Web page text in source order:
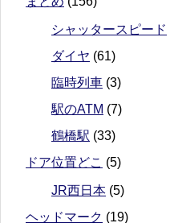
シャッタースピード
ダイヤ (61)
臨時列車 (3)
駅のATM (7)
鶴橋駅 (33)
ドア位置どこ (5)
JR西日本 (5)
ヘッドマーク (19)